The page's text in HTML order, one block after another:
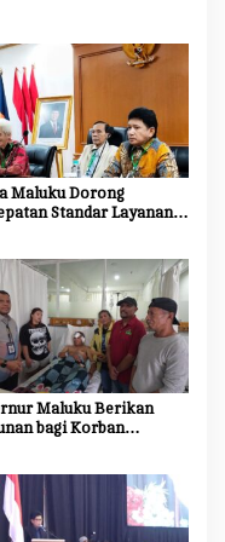
Maluku Dorong
Standar Layanan
Keinsinyuran yang
Saing
Maluku Berikan
bagi Korban
Mudah